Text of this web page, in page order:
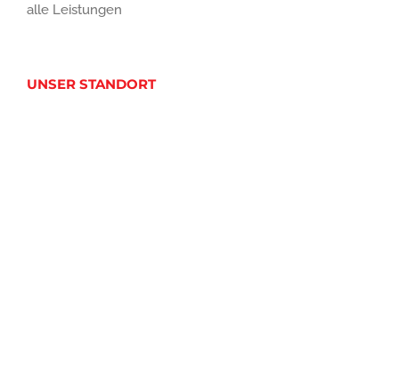
alle Leistungen
UNSER STANDORT